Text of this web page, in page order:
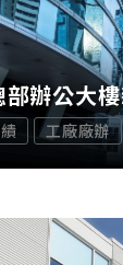
辦公大
工廠廠辦